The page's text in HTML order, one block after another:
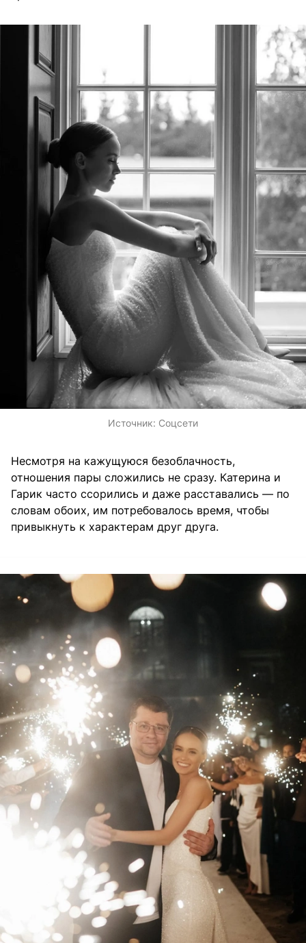
Источник: Соцсети
Несмотря на кажущуюся безоблачность,
отношения пары сложились не сразу. Катерина и
Гарик часто ссорились и даже расставались — по
словам обоих, им потребовалось время, чтобы
привыкнуть к характерам друг друга.